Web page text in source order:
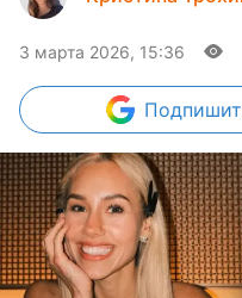
3 марта 2026, 15:36